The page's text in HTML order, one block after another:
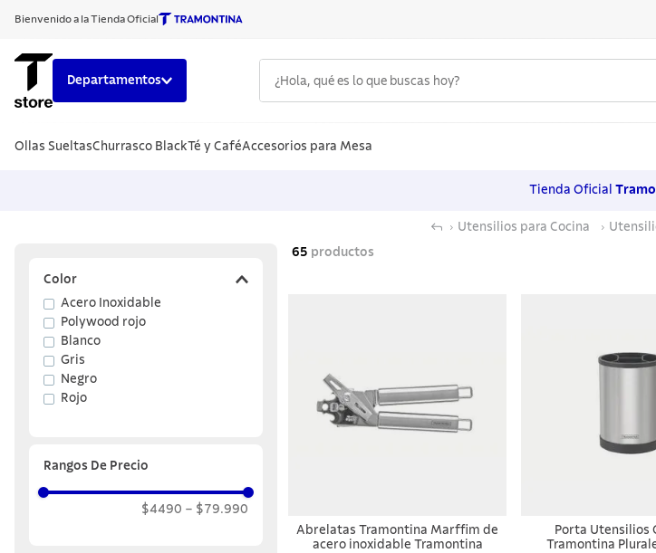
Bienvenido a la Tienda Oficial
Departamentos
Ollas SueltasChurrasco BlackTé y CaféAccesorios para Mesa
Tienda Oficial
Utensilios para Cocina
Color
Acero Inoxidable
Polywood rojo
Blanco
Gris
Negro
Rojo
Rangos De Precio
$4490 – $79.990
65 productos
Abrelatas Tramontina Marffim de
acero inoxidable Tramontina
Porta Utensilios
Tramontina
1.
cuchillos
4
9.
cuchillo
allegra